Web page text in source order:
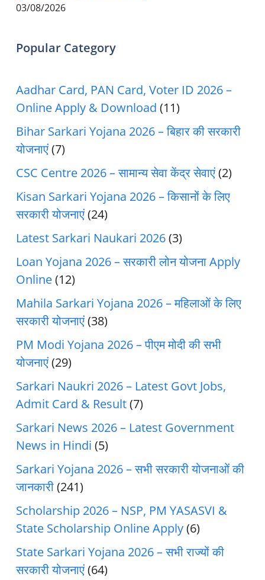
03/08/2026
Popular Category
Aadhar Card, PAN Card, Voter ID 2026 –
Online Apply & Download (11)
Bihar Sarkari Yojana 2026 – बिहार की सरकारी
योजनाएं(7)
CSC Centre 2026 – सामान्य सेवा केंद्र सेवाएं(2)
Kisan Sarkari Yojana 2026 – किसानों के लिए
सरकारी योजनाएं(24)
Latest Sarkari Naukari 2026(3)
Loan Yojana 2026 – सरकारी लोन योजना Apply
Online(12)
Mahila Sarkari Yojana 2026 – महिलाओं के लिए
सरकारी योजनाएं(38)
PM Modi Yojana 2026 – पीएम मोदी की सभी
योजनाएं(29)
Sarkari Naukri 2026 – Latest Govt Jobs,
Admit Card & Result(7)
Sarkari News 2026 – Latest Government
News in Hindi (5)
Sarkari Yojana 2026 – सभी सरकारी योजनाओं की
जानकारी(241)
Scholarship 2026 – NSP, PM YASASVI &
State Scholarship Online Apply(6)
State Sarkari Yojana 2026 – सभी राज्यों की
सरकारी योजनाएं(64)